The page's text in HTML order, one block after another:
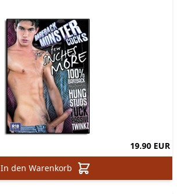
19.90 EUR
In den Warenkorb